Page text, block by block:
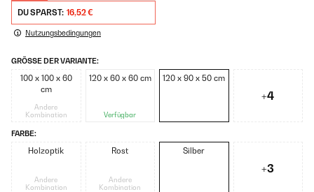
DU SPARST: 16,52 €
Nutzungsbedingungen
GRÖSSE DER VARIANTE:
100 x 100 x 60
cm
Andere
Kombination
120 x 60 x 60 cm
Verfügbar
120 x 90 x 50 cm
+4
FARBE:
Holzoptik
Andere
Kombination
Rost
Andere
Kombination
Silber
+3